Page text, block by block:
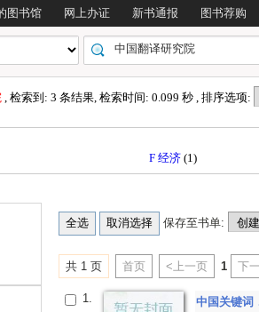
图书馆 网上办证 新书通报 图书荐购
, 检索到: 3 条结果, 检索时间: 0.099 秒 , 排序选项:
F 经济 (1)
保存至书单:
共 1 页 首页 <上一页 1 下
1.
中国关键